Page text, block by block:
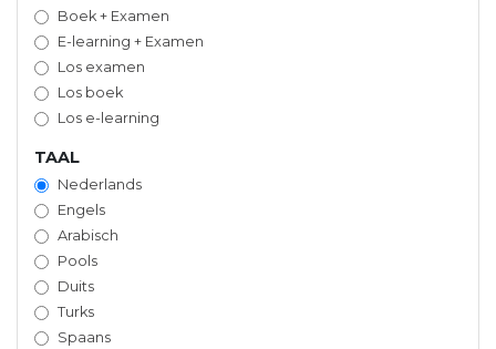
Boek + Examen
E-learning + Examen
Los examen
Los boek
Los e-learning
TAAL
Nederlands
Engels
Arabisch
Pools
Duits
Turks
Spaans